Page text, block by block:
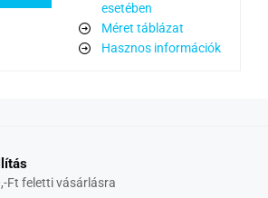
esetében
Méret táblázat
Hasznos információk
Ft feletti vásárlásra